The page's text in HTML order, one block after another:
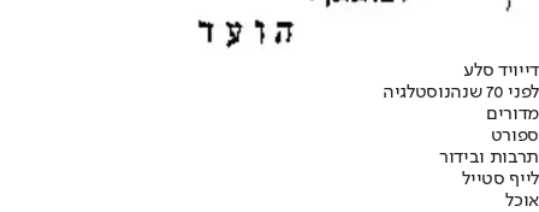
דייויד סלע
לפני 70 שנה
נוסטלגיה
מדורים
ספורט
תרבות ובידור
לייף סטייל
אוכל